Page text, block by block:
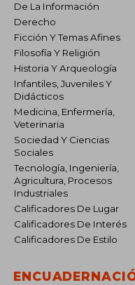
De La Información
Derecho
Ficción Y Temas Afines
Filosofía Y Religión
Historia Y Arqueología
Infantiles, Juveniles Y
Didácticos
Medicina, Enfermería,
Veterinaria
Sociedad Y Ciencias
Sociales
Tecnología, Ingeniería,
Agricultura, Procesos
Industriales
Calificadores De Lugar
Calificadores De Interés
Calificadores De Estilo